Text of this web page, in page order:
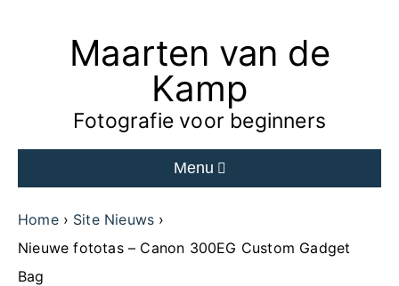
Maarten van de
Kamp
Fotografie voor beginners
Menu
Home
Site Nieuws
Nieuwe fototas – Canon 300EG Custom Gadget
Bag